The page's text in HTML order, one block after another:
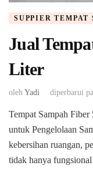
SUPPIER TEMPAT
Jual
Liter
oleh Yadi diperbarui
Tempat Sampah
untuk Pengelolaan
kebersihan ruangan,
tidak hanya